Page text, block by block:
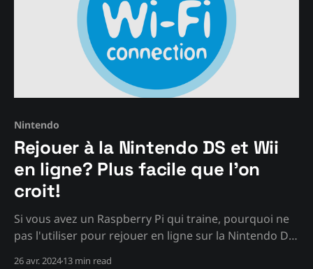
Nintendo
Rejouer à la Nintendo DS et Wii
en ligne? Plus facile que l'on
croit!
Si vous avez un Raspberry Pi qui traine, pourquoi ne
pas l'utiliser pour rejouer en ligne sur la Nintendo DS
26 avr. 202413 min read